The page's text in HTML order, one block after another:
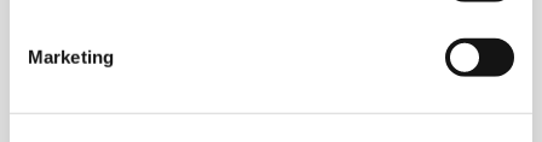
Marketing
opsparing til begravelse, kontakt